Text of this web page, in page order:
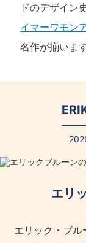
ドのデザイン
イマーワモン
名作が揃います
エリ
エリック・ブ